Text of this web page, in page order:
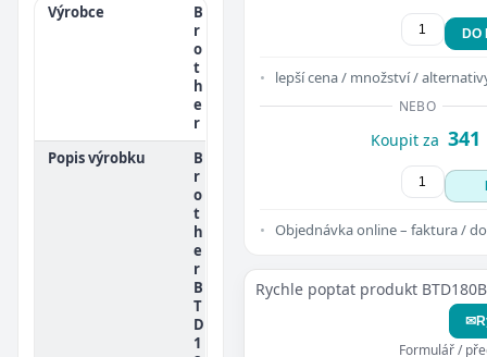
Výrobce
B
r
o
t
h
e
r
Popis výrobku
B
r
o
t
h
e
r
B
T
D
1
DO
lepší cena / množství /
NEBO
Koupit za 341
Objednávka online – faktura /
Rychle poptat produkt
✉
Formulář /